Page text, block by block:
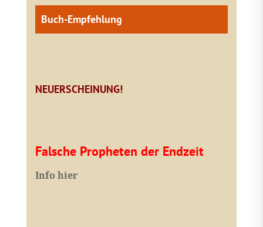
Buch-Empfehlung
NEUERSCHEINUNG!
Falsche Propheten der Endzeit
Info hier